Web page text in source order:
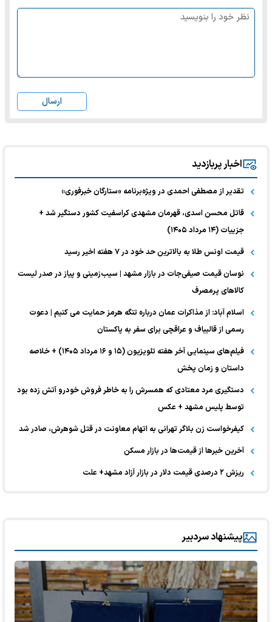
ارسال
اخبار پربازدید
تقدیر از مصطفی احمدی در ویژه‌برنامه «ستارگان خبرفوری»
قاتل محسن اسدی، قهرمان مشهدی کراسفیت کشور دستگیر شد +
جزییات (۱۴ مرداد ۱۴۰۵)
قیمت اونس طلا به بالاترین حد خود در ۷ هفته اخیر رسید
نوسان قیمت صیفی‌جات در بازار مشهد | سیب‌زمینی و پیاز در صدر لیست
کالا‌های پرمصرف
اسلام آباد: از مذاکرات عمان درباره تنگه هرمز حمایت می کنیم | دعوت
رسمی از قالیباف و عراقچی برای سفر به پاکستان
فیلم‌های سینمایی آخر هفته تلویزیون (۱۵ و ۱۶ مرداد ۱۴۰۵) + خلاصه
داستان و زمان پخش
دستگیری مرد معتادی که همسرش را به خاطر فروش خودرو آتش زده بود
توسط پلیس مشهد + عکس
کیفرخواست زن بلاگر تهرانی به اتهام معاونت در قتل شوهرش، صادر شد
آخرین خبر‌ها از قیمت‌ها در بازار مسکن
ریزش ۲ درصدی قیمت دلار در بازار آزاد مشهد+ علت
پیشنهاد سردبیر